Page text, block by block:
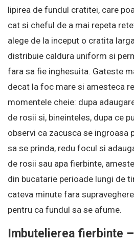
lipirea de fundul cratitei, care
cat si cheful de a mai repeta
alege de la inceput o cratita
distribuie caldura uniform si
fara sa fie inghesuita. Gateste
decat la foc mare si amesteca
momentele cheie: dupa
de rosii si, bineinteles, dupa ce
observi ca zacusca se ingroasa
sa se prinda, redu focul si
de rosii sau apa fierbinte,
din bucatarie perioade lungi de
cateva minute fara
pentru ca fundul sa se afume.
Imbutelierea fierbinte